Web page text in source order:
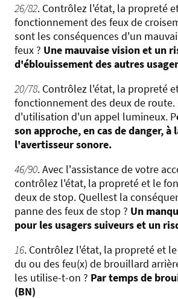
26/82. Contrôlez l'état, la propreté
fonctionnement des feux de
sont les conséquences d'un
feux ? Une mauvaise vision et un
d'éblouissement des autres
20/78. Contrôlez l'état, la propreté
fonctionnement des deux de route.
d'utilisation d'un appel lumineux. P
son approche, en cas de danger, à
l'avertisseur sonore.
46/90. Avec l'assistance de votre
contrôlez l'état, la propreté et le
deux de stop. Quellest la
panne des feux de stop ? Un
pour les usagers suiveurs et un
16. Contrôlez l'état, la propreté et
du ou des feu(x) de brouillard
les utilise-t-on ? Par temps de
(BN)